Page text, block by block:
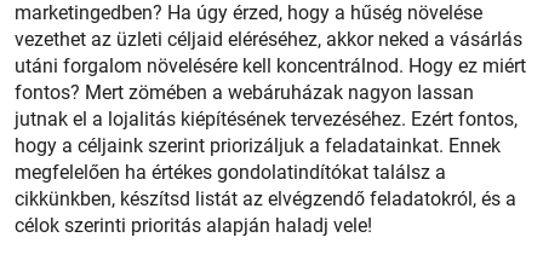
marketingedben? Ha úgy érzed, hogy a hűség növelése
vezethet az üzleti céljaid eléréséhez, akkor neked a vásárlás
utáni forgalom növelésére kell koncentrálnod. Hogy ez miért
fontos? Mert zömében a webáruházak nagyon lassan
jutnak el a lojalitás kiépítésének tervezéséhez. Ezért fontos,
hogy a céljaink szerint priorizáljuk a feladatainkat. Ennek
megfelelően ha értékes gondolatindítókat találsz a
cikkünkben, készítsd listát az elvégzendő feladatokról, és a
célok szerinti prioritás alapján haladj vele!